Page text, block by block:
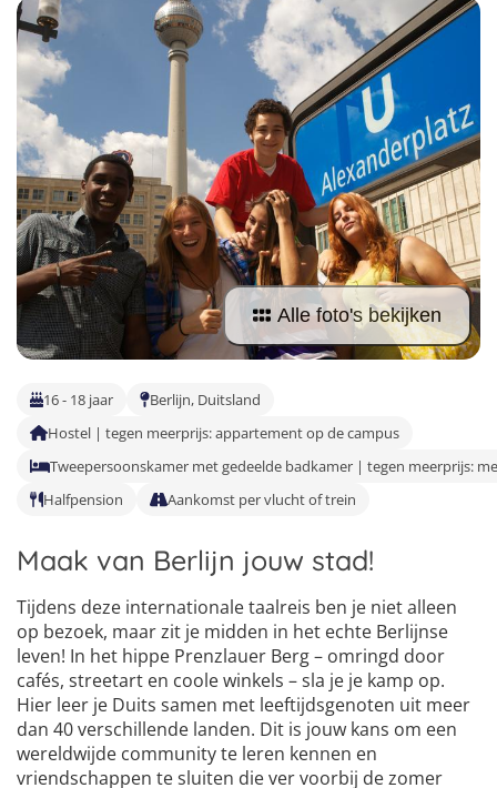
Game Kampen
Hockeykampen
Voetbalkampen
Kanokampen
Boerderijkampen
Computerkampen
Musicalkampen
Natuurkampen
Ponykampen
Meidenkampen
Pretpark Kampen
Spanje
Frankrijk
Engeland
Zweden
Malta
Duitsland
Portugal
Oostenrijk
Italië
Taalkampen Engels
Taalreizen Engels
Taalreizen Spaans
Taalreizen Frans
Taalreizen Duits
Taalreizen Italiaans
Surfkampen Nederland
Surfkampen Spanje
Surfkampen Frankrijk
Surfkampen Portugal
Surfkampen Buitenland
Surfkampen Sri Lanka
Golfsurfkampen
Windsurfkampen
JONGERENREIZEN
1
2
3
4
5
6
Alle foto's bekijken
16 - 18 jaar
Berlijn, Duitsland
Hostel | tegen meerprijs: appartement op de campus
Tweepersoonskamer met gedeelde badkamer | tegen meerprijs:
Halfpension
Aankomst per vlucht of trein
Maak van Berlijn jouw stad!
Tijdens deze internationale taalreis ben je niet alleen
op bezoek, maar zit je midden in het echte Berlijnse
leven! In het hippe Prenzlauer Berg – omringd door
cafés, streetart en coole winkels – sla je je kamp op.
Hier leer je Duits samen met leeftijdsgenoten uit meer
dan 40 verschillende landen. Dit is jouw kans om een
wereldwijde community te leren kennen en
vriendschappen te sluiten die ver voorbij de zomer